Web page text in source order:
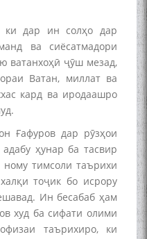
ки дар ин солҳо дар
ва сиёсатмадори
ватанхоҳӣ ҷӯш мезад,
Ватан, миллат ва
кард ва иродаашро
Ғафуров дар рӯзҳои
ҳунар ба тасвир
тимсоли таърихи
тоҷик бо исрору
Ин бесабаб ҳам
худ ба сифати олими
таърихиро, ки